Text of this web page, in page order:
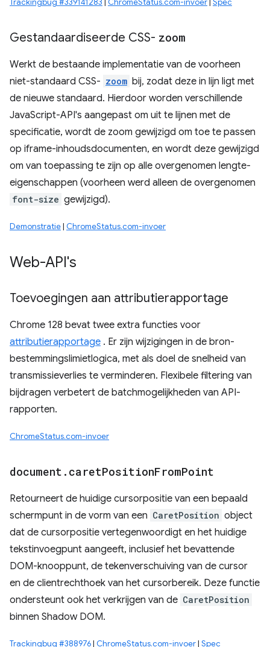
Trackingbug #339141283 | ChromeStatus.com-invoer| Spec
Gestandaardiseerde CSS- zoom
Werkt de bestaande implementatie van de voorheen
niet-standaard CSS- zoom bij, zodat deze in lijn ligt met
de nieuwe standaard. Hierdoor worden verschillende
JavaScript-API's aangepast om uit te lijnen met de
specificatie, wordt de zoom gewijzigd om toe te passen
op iframe-inhoudsdocumenten, en wordt deze gewijzigd
om van toepassing te zijn op alle overgenomen lengte-
eigenschappen (voorheen werd alleen de overgenomen
font-size gewijzigd).
Demonstratie| ChromeStatus.com-invoer
Web-API's
Toevoegingen aan attributierapportage
Chrome 128 bevat twee extra functies voor
attributierapportage . Er zijn wijzigingen in de bron-
bestemmingslimietlogica, met als doel de snelheid van
transmissieverlies te verminderen. Flexibele filtering van
bijdragen verbetert de batchmogelijkheden van API-
rapporten.
ChromeStatus.com-invoer
document . caretPositionFromPoint
Retourneert de huidige cursorpositie van een bepaald
schermpunt in de vorm van een CaretPosition object
dat de cursorpositie vertegenwoordigt en het huidige
tekstinvoegpunt aangeeft, inclusief het bevattende
DOM-knooppunt, de tekenverschuiving van de cursor
en de clientrechthoek van het cursorbereik. Deze functie
ondersteunt ook het verkrijgen van de CaretPosition
binnen Shadow DOM.
Trackingbug #388976| ChromeStatus.com-invoer| Spec